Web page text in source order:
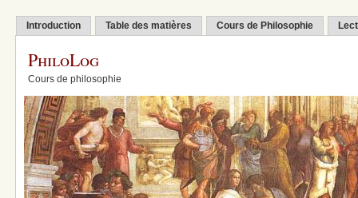
Introduction Table des matières Cours de Philosophie
PhiloLog
Cours de philosophie